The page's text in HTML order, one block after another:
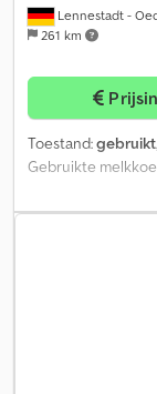
Lennestadt -
261 km
Toestand:gebruikt
Gebruikte
inclusief
Geuecke